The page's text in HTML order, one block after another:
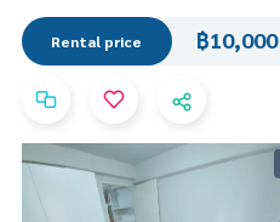
Rental price ฿10,000